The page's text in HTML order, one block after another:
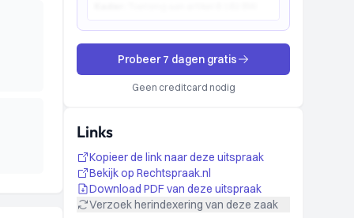
Probeer 7 dagen gratis
Geen creditcard nodig
Links
Kopieer de link naar deze uitspraak
Bekijk op Rechtspraak.nl
Download PDF van deze uitspraak
Verzoek herindexering van deze zaak